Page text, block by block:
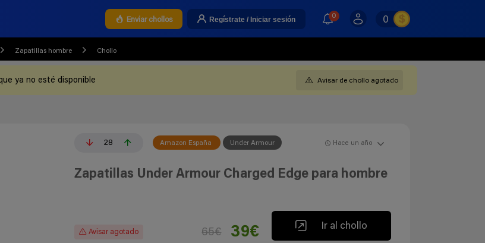
Enviar chollos Regístrate / Iniciar sesión 0 0
Zapatillas hombre Chollo
ya no esté disponible Avisar de chollo agotado
28 Amazon España Under Armour Hace un año
Zapatillas Under Armour Charged Edge para hombre
Avisar agotado 65€ 39€ Ir al chollo